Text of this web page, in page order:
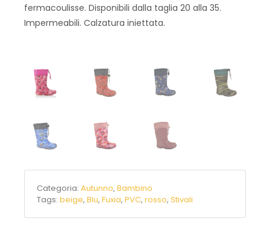
fermacoulisse. Disponibili dalla taglia 20 alla 35.
Impermeabili. Calzatura iniettata.
Categoria: Autunno, Bambino
Tags: beige, Blu, Fuxia, PVC, rosso, Stivali